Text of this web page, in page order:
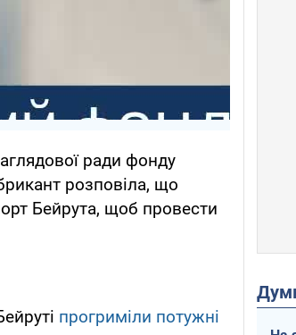
ради фонду
розповіла, що
Бейрута, щоб провести
прогриміли потужні